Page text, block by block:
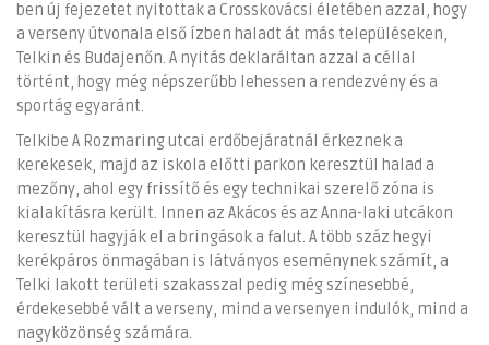
ben új fejezetet nyitottak a Crosskovácsi életében azzal, hogy
a verseny útvonala első ízben haladt át más településeken,
Telkin és Budajenőn. A nyitás deklaráltan azzal a céllal
történt, hogy még népszerűbb lehessen a rendezvény és a
sportág egyaránt.
Telkibe A Rozmaring utcai erdőbejáratnál érkeznek a
kerekesek, majd az iskola előtti parkon keresztül halad a
mezőny, ahol egy frissítő és egy technikai szerelő zóna is
kialakításra került. Innen az Akácos és az Anna-laki utcákon
keresztül hagyják el a bringások a falut. A több száz hegyi
kerékpáros önmagában is látványos eseménynek számít, a
Telki lakott területi szakasszal pedig még színesebbé,
érdekesebbé vált a verseny, mind a versenyen indulók, mind a
nagyközönség számára.